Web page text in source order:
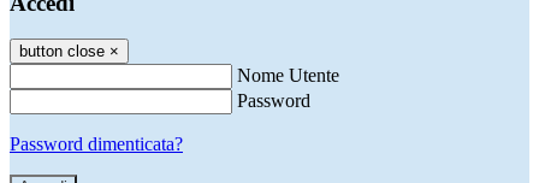
button close ×
Nome Utente
Password
Password dimenticata?